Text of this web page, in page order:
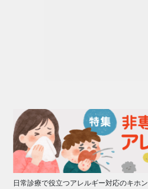
日常診療で役立つアレルギー対応のキホン